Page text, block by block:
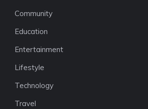
Community
Education
Entertainment
Lifestyle
Technology
Travel